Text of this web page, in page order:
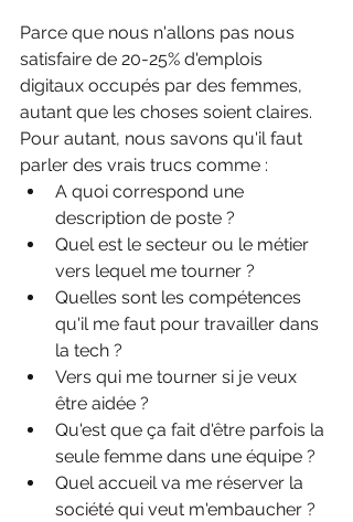
Parce que nous n'allons pas nous
satisfaire de 20-25% d'emplois
digitaux occupés par des femmes,
autant que les choses soient claires.
Pour autant, nous savons qu'il faut
parler des vrais trucs comme :
A quoi correspond une
description de poste ?
Quel est le secteur ou le métier
vers lequel me tourner ?
Quelles sont les compétences
qu'il me faut pour travailler dans
la tech ?
Vers qui me tourner si je veux
être aidée ?
Qu'est que ça fait d'être parfois la
seule femme dans une équipe ?
Quel accueil va me réserver la
société qui veut m'embaucher ?